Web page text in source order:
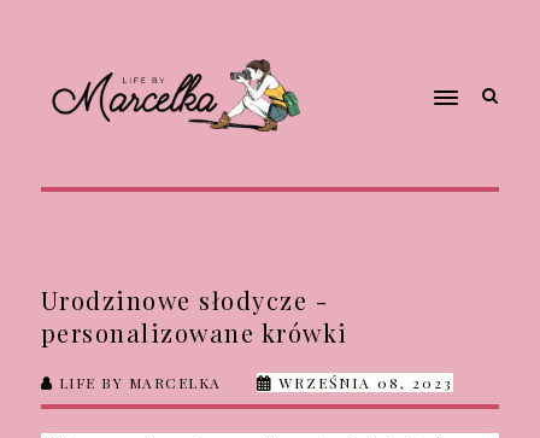
Urodzinowe słodycze -
personalizowane krówki
LIFE BY MARCELKA WRZEŚNIA 08, 2023